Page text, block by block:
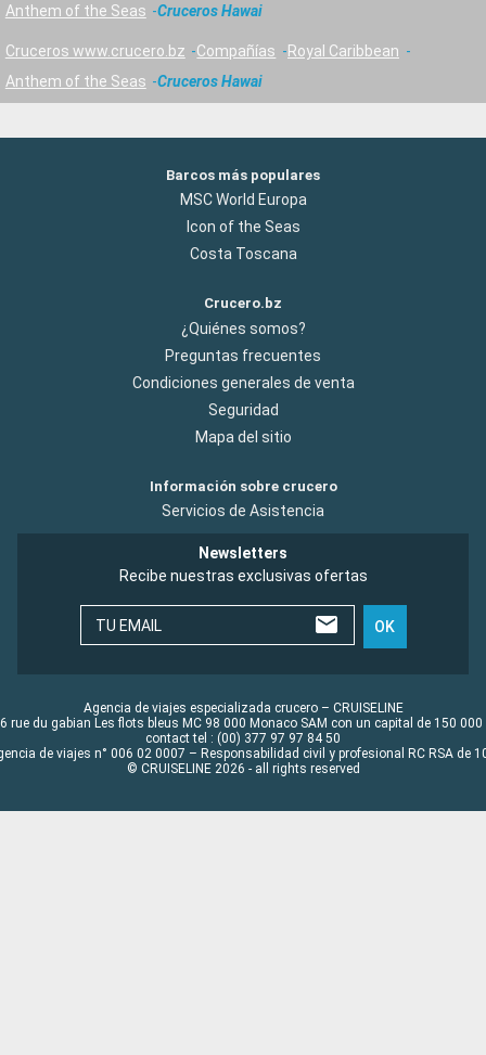
Anthem of the Seas
Cruceros Hawai
Cruceros www.crucero.bz Compañías
Royal Caribbean
Anthem of the Seas
Cruceros Hawai
Barcos más populares
MSC World Europa
Icon of the Seas
Costa Toscana
Crucero.bz
¿Quiénes somos?
Preguntas frecuentes
Condiciones generales de venta
Seguridad
Mapa del sitio
Información sobre crucero
Servicios de Asistencia
Newsletters
Recibe nuestras exclusivas ofertas
TU EMAIL OK
Agencia de viajes especializada crucero – CRUISELINE
rue du gabian Les flots bleus MC 98 000 Monaco SAM con un capital de 150 000
contact tel : (00) 377 97 97 84 50
de viajes n° 006 02 0007 – Responsabilidad civil y profesional RC RSA de
© CRUISELINE 2026 - all rights reserved